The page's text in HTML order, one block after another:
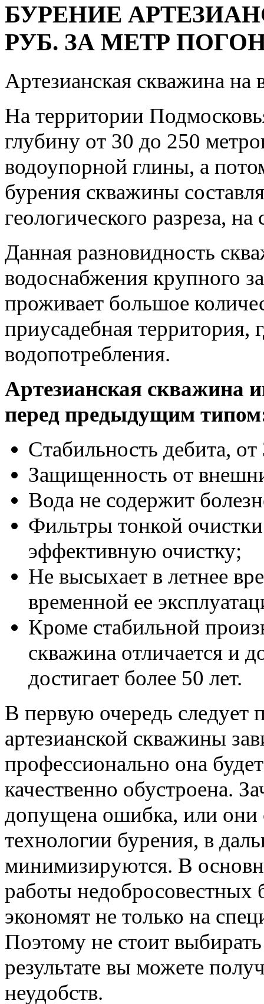
БУРЕНИЕ
РУБ. ЗА МЕТР
Артезианская скважина на
На территории
глубину от 30 до 250
водоупорной глины, а
бурения скважины
геологического разреза,
Данная разновидность
водоснабжения крупного
проживает большое
приусадебная территория,
водопотребления.
Артезианская скважина
перед предыдущим
Стабильность дебита,
Защищенность от
Вода не содержит
Фильтры тонкой
эффективную очистку;
Не высыхает в летнее
временной ее
Кроме стабильной
скважина отличается и
достигает более 50 лет.
В первую очередь следует
артезианской скважины
профессионально она
качественно обустроена.
допущена ошибка, или они
технологии бурения, в
минимизируются. В
работы
экономят не только на
Поэтому не стоит
результате вы можете
неудобств.